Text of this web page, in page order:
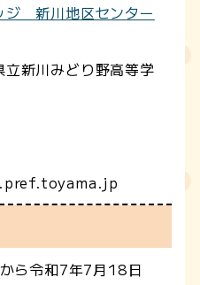
ジ 新川地区センター
新川みどり野高等学
ら令和7年7月18日